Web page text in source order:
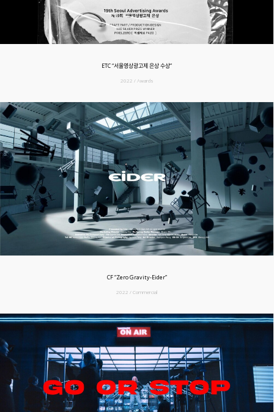
ETC “서울영상광고제 은상 수상”
2022 / Awards
CF “Zero Gravity-Eider”
2022 / Commercial